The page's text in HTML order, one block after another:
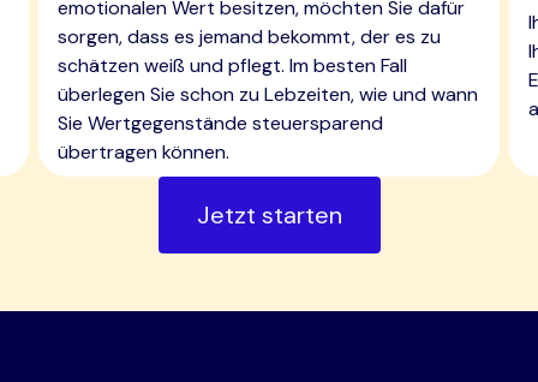
emotionalen Wert besitzen, möchten Sie dafür
sorgen, dass es jemand bekommt, der es zu
schätzen weiß und pflegt. Im besten Fall
überlegen Sie schon zu Lebzeiten, wie und wann
Sie Wertgegenstände steuersparend
übertragen können.
Jetzt starten